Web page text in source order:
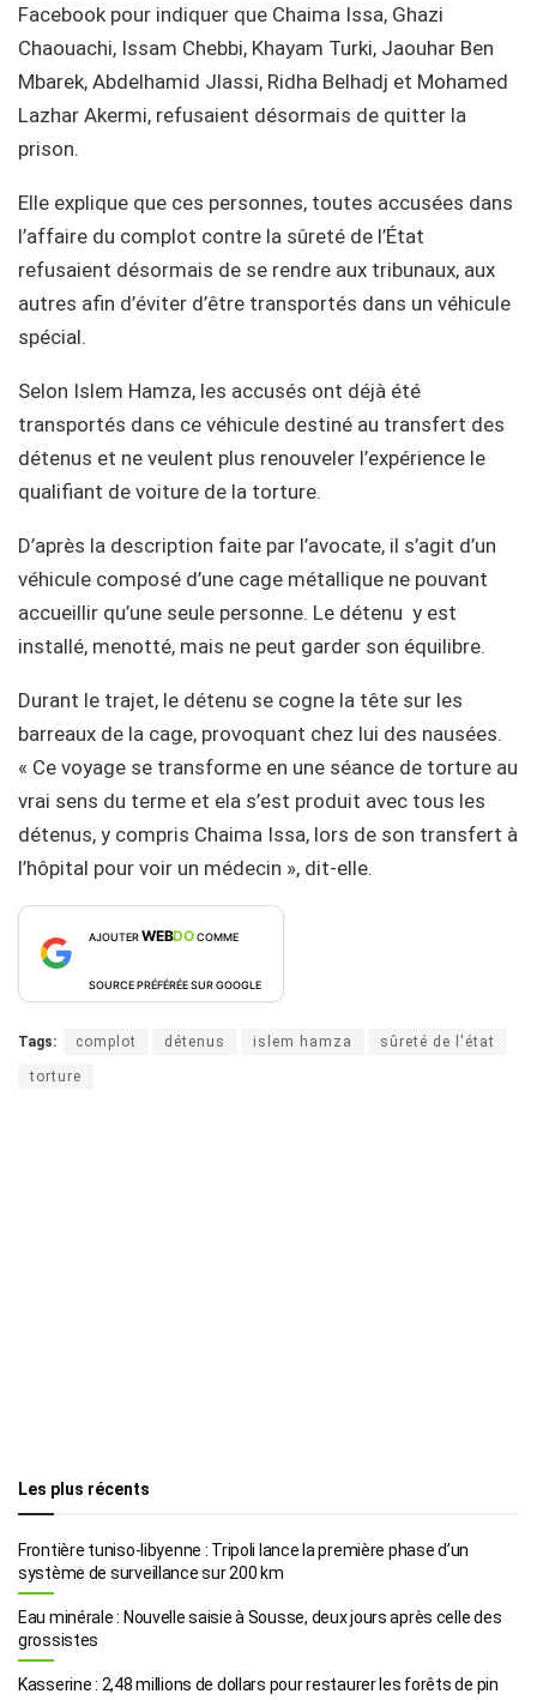
Facebook pour indiquer que Chaima Issa, Ghazi
Chaouachi, Issam Chebbi, Khayam Turki, Jaouhar Ben
Mbarek, Abdelhamid Jlassi, Ridha Belhadj et Mohamed
Lazhar Akermi, refusaient désormais de quitter la
prison.
Elle explique que ces personnes, toutes accusées dans
l’affaire du complot contre la sûreté de l’État
refusaient désormais de se rendre aux tribunaux, aux
autres afin d’éviter d’être transportés dans un véhicule
spécial.
Selon Islem Hamza, les accusés ont déjà été
transportés dans ce véhicule destiné au transfert des
détenus et ne veulent plus renouveler l’expérience le
qualifiant de voiture de la torture.
D’après la description faite par l’avocate, il s’agit d’un
véhicule composé d’une cage métallique ne pouvant
accueillir qu’une seule personne. Le détenu y est
installé, menotté, mais ne peut garder son équilibre.
Durant le trajet, le détenu se cogne la tête sur les
barreaux de la cage, provoquant chez lui des nausées.
« Ce voyage se transforme en une séance de torture au
vrai sens du terme et ela s’est produit avec tous les
détenus, y compris Chaima Issa, lors de son transfert à
l’hôpital pour voir un médecin », dit-elle.
AJOUTERWEBDOCOMME
SOURCE PRÉFÉRÉE SUR GOOGLE
Tags: complot détenus islem hamza sûreté de l'état
torture
Les plus récents
Frontière tuniso-libyenne : Tripoli lance la première phase d’un
système de surveillance sur 200 km
Eau minérale : Nouvelle saisie à Sousse, deux jours après celle des
grossistes
Kasserine : 2,48 millions de dollars pour restaurer les forêts de pin